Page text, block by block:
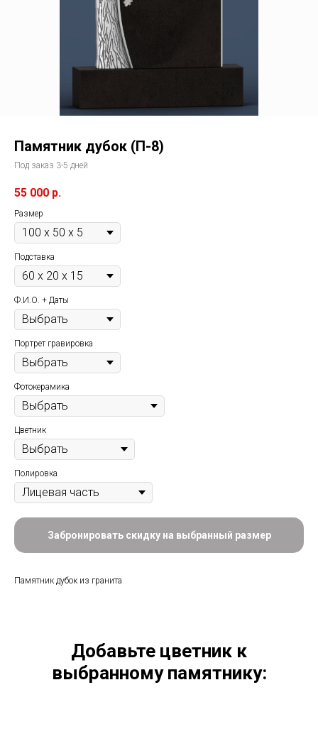
Памятник дубок (П-8)
Под заказ 3-5 дней
55 000 р.
Размер
Подставка
Ф.И.О. + Даты
Портрет гравировка
Фотокерамика
Цветник
Полировка
Забронировать скидку на выбранный размер
Памятник дубок из гранита
Добавьте цветник к
выбранному памятнику: